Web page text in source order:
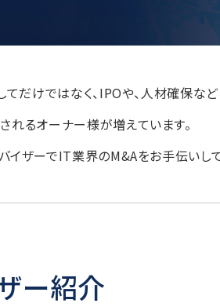
だけではなく、IPOや、人材確保など
るオーナー様が増えています。
ザーでIT業界のM&Aをお手伝いして
ー紹介